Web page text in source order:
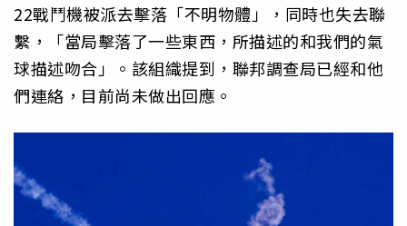
22戰鬥機被派去擊落「不明物體」，同時也失去聯
繫，「當局擊落了一些東西，所描述的和我們的氣
球描述吻合」。該組織提到，聯邦調查局已經和他
們連絡，目前尚未做出回應。